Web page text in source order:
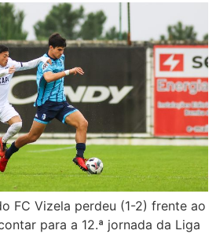
FC Vizela perdeu (1-2) frente ao
para a 12.ª jornada da Liga